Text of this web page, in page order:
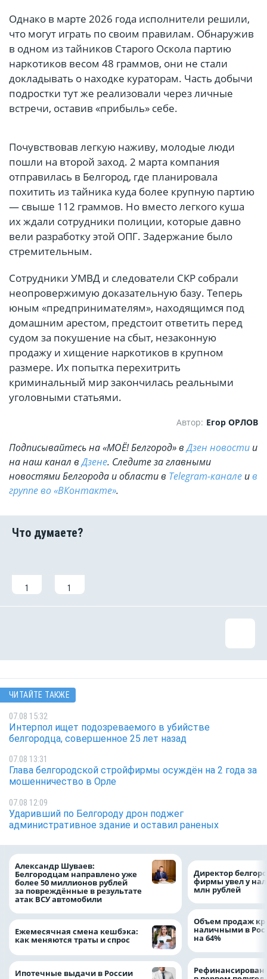
Однако в марте 2026 года исполнители решили,
что могут играть по своим правилам. Обнаружив
в одном из тайников Старого Оскола партию
наркотиков весом 48 граммов, они не стали
докладывать о находке кураторам. Часть добычи
подростки тут же реализовали через личные
встречи, оставив «прибыль» себе.
Почувствовав легкую наживу, молодые люди
пошли на второй заход. 2 марта компания
отправилась в Белгород, где планировала
похитить из тайника куда более крупную партию
— свыше 112 граммов. Но вместо легкого куша
их ждали сотрудники полиции, которые давно
вели разработку этой ОПГ. Задержание было
стремительным.
Сотрудники УМВД и следователи СКР собрали
неопровержимую доказательную базу. Теперь
юным «предпринимателям», находящимся под
домашним арестом, предстоит ответить перед
судом за покушение на сбыт, незаконную
продажу и хищение наркотиков в крупном
размере. Их попытка перехитрить
криминальный мир закончилась реальными
уголовными статьями.
Автор: Егор ОРЛОВ
Подписывайтесь на «МОЁ! Белгород» вДзен новости и
на наш канал вДзене. Cледите за главными
новостями Белгорода и области в Telegram-канале ив
группе во «ВКонтакте».
1 1
ЧИТАЙТЕ ТАКЖЕ
07.08 15:32
Интерпол ищет подозреваемого в убийстве
белгородца, совершенное 25 лет назад
07.08 13:31
Глава белгородской стройфирмы осуждён на 2 года за
мошенничество в Орле
07.08 12:09
Ударивший по Белгороду дрон поджег
административное здание и оставил раненых
Александр Шуваев:
Белгородцам направлено уже
более 50 миллионов рублей
за повреждённые в результате
атак ВСУ автомобили
Ежемесячная смена кешбэка:
как меняются траты и спрос
Ипотечные выдачи в России
Директор
фирмы увел у
млн рублей
Объем продаж
наличными в
на 64%